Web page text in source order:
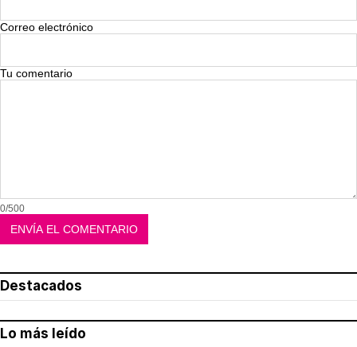
Correo electrónico
Tu comentario
0/500
Destacados
Lo más leído